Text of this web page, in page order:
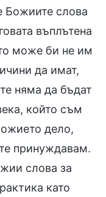
Божиите слова
въплътена
може би не им
да имат,
няма да бъдат
който съм
дело,
принуждавам.
слова за
като